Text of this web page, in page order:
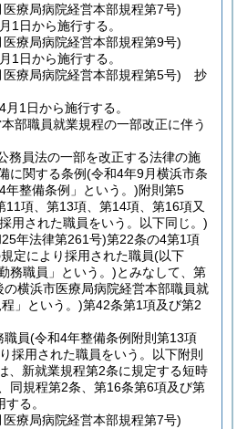
医療局病院経営本部規程第7号)
1日から施行する。
医療局病院経営本部規程第9号)
1日から施行する。
医療局病院経営本部規程第5号) 抄
1日から施行する。
部職員就業規程の一部改正に伴う
務員法の一部を改正する法律の施
に関する条例(令和4年9月横浜市条
年整備条例」という。)附則第5
11項、第13項、第14項、第16項又
用された職員をいう。以下同じ。)
年法律第261号)第22条の4第1項
定により採用された職員(以下
務職員」という。)とみなして、第
横浜市医療局病院経営本部職員就
」という。)第42条第1項及び第2
職員(令和4年整備条例附則第13項
採用された職員をいう。以下附則
、新就業規程第2条に規定する短時
同規程第2条、第16条第6項及び第
る。
医療局病院経営本部規程第7号)